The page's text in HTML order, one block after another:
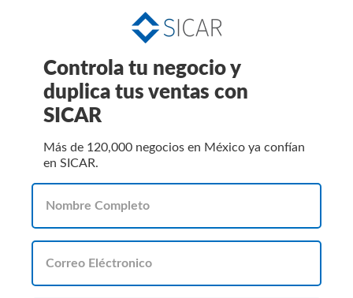
Controla tu negocio y
duplica tus ventas con
SICAR
Más de 120,000 negocios en México ya confían
en SICAR.